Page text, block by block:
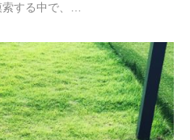
する中で、…